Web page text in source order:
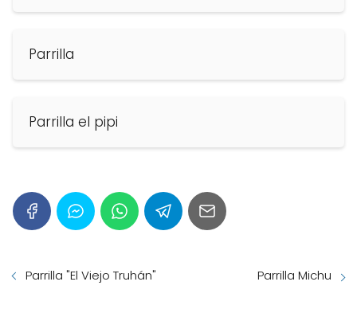
Parrilla
Parrilla el pipi
Parrilla "El Viejo Truhán" Parrilla Michu